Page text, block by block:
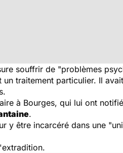
souffrir de "problèmes
traitement particulier. Il
à Bourges, qui lui ont
.
y être incarcéré dans une